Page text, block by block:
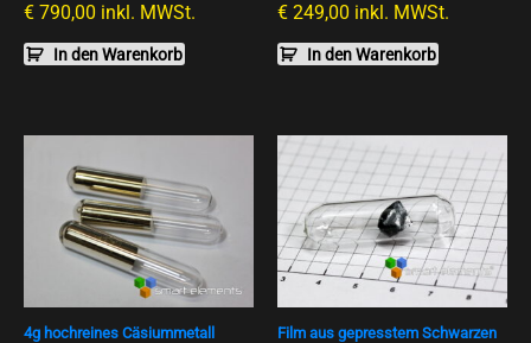
€ 790,00 inkl. MWSt.
In den Warenkorb
€ 249,00 inkl. MWSt.
In den Warenkorb
4g hochreines Cäsiummetall
Film aus gepresstem Schwarzen